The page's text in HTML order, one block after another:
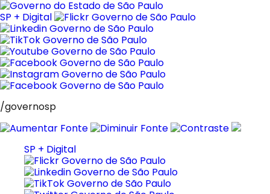
Pular
para
o
conteúdo
SP + Digital
/governosp
SP + Digital